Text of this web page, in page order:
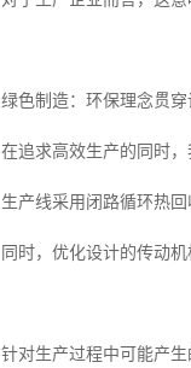
绿色制造：环保理念贯穿
在追求高效生产的同时
生产线采用闭路循环热
同时，优化设计的传动
针对生产过程中可能产